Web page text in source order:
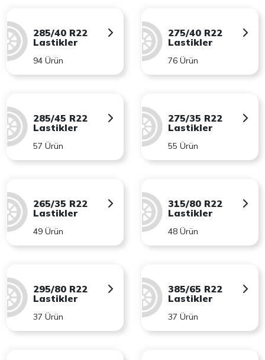
285/40 R22
Lastikler
94 Ürün
275/40 R22
Lastikler
76 Ürün
285/45 R22
Lastikler
57 Ürün
275/35 R22
Lastikler
55 Ürün
265/35 R22
Lastikler
49 Ürün
315/80 R22
Lastikler
48 Ürün
295/80 R22
Lastikler
37 Ürün
385/65 R22
Lastikler
37 Ürün